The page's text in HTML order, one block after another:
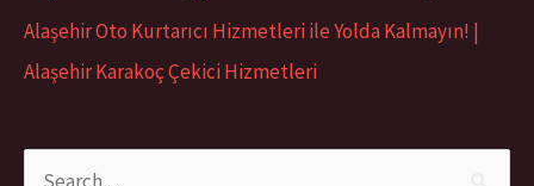
Alaşehir Oto Kurtarıcı Hizmetleri ile Yolda Kalmayın! |
Alaşehir Karakoç Çekici Hizmetleri